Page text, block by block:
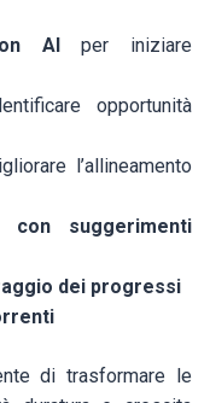
AI
per iniziare
opportunità
l’allineamento
suggerimenti
dei progressi
di trasformare le